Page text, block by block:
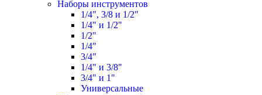
Наборы инструментов
1/4", 3/8 и 1/2"
1/4" и 1/2"
1/2"
1/4"
3/4"
1/4" и 3/8"
3/4" и 1"
Универсальные